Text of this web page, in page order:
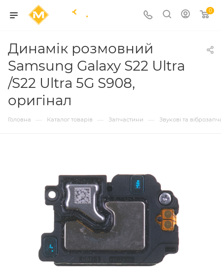
0
Динамік розмовний
Samsung Galaxy S22 Ultra
/S22 Ultra 5G S908,
оригінал
Головна — Каталог товарів — Запчастини — Звукові та